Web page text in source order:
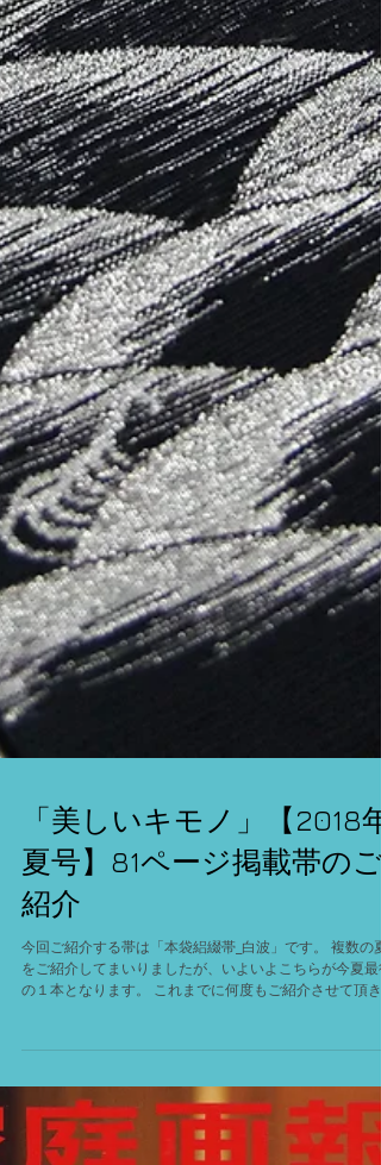
「美しいキモノ」【2018年
夏号】81ページ掲載帯のご
紹介
今回ご紹介する帯は「本袋絽綴帯_白波」です。 複数の
る弊社ですが、こちらもその１本です。...